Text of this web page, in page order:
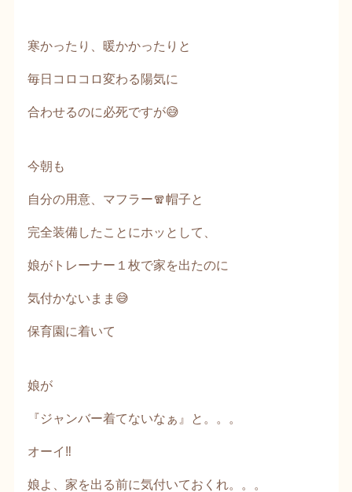
寒かったり、暖かかったりと
毎日コロコロ変わる陽気に
合わせるのに必死ですが😅
今朝も
自分の用意、マフラー🧣帽子と
完全装備したことにホッとして、
娘がトレーナー１枚で家を出たのに
気付かないまま😅
保育園に着いて
娘が
『ジャンバー着てないなぁ』と。。。
オーイ‼️
娘よ、家を出る前に気付いておくれ。。。